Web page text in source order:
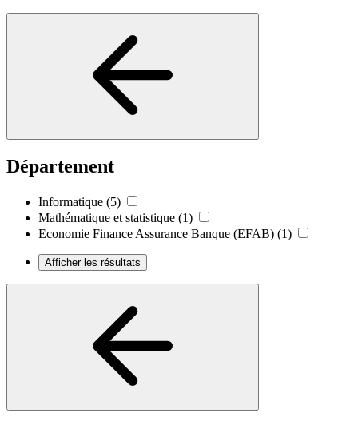
Département
Informatique (5)
Mathématique et statistique (1)
Economie Finance Assurance Banque (EFAB) (1)
Afficher les résultats